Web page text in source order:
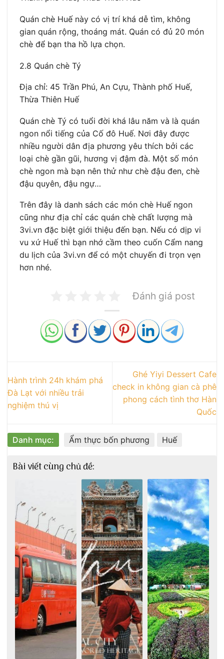
Quán chè Huế này có vị trí khá dễ tìm, không
gian quán rộng, thoáng mát. Quán có đủ 20 món
chè để bạn tha hồ lựa chọn.
2.8 Quán chè Tý
Địa chỉ: 45 Trần Phú, An Cựu, Thành phố Huế,
Thừa Thiên Huế
Quán chè Tý có tuổi đời khá lâu năm và là quán
ngon nổi tiếng của Cố đô Huế. Nơi đây được
nhiều người dân địa phương yêu thích bởi các
loại chè gần gũi, hương vị đậm đà. Một số món
chè ngon mà bạn nên thử như chè đậu đen, chè
đậu quyên, đậu ngự…
Trên đây là danh sách các món chè Huế ngon
cũng như địa chỉ các quán chè chất lượng mà
3vi.vn đặc biệt giới thiệu đến bạn. Nếu có dịp vi
vu xứ Huế thì bạn nhớ cầm theo cuốn Cẩm nang
du lịch của 3vi.vn để có một chuyến đi trọn vẹn
hơn nhé.
Đánh giá post
Hành trình 24h khám phá
Đà Lạt với nhiều trải
nghiệm thú vị
Ghé Yiyi Dessert Cafe
check in không gian cà phê
phong cách tình thơ Hàn
Quốc
Danh mục: Ẩm thực bốn phương Huế
Bài viết cùng chủ đề: